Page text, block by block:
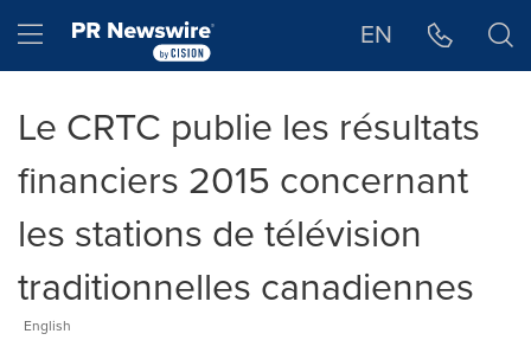
Hamburger menu EN
Le CRTC publie les résultats
financiers 2015 concernant
les stations de télévision
traditionnelles canadiennes
English